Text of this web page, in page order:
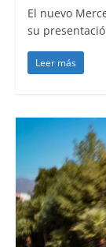
El nuevo
su
Leer más